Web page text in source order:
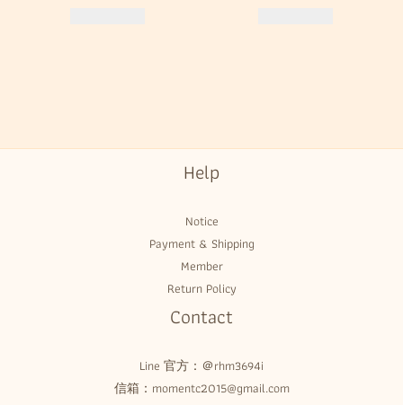
Help
Notice
Payment & Shipping
Member
Return Policy
Contact
Line 官方： ＠rhm3694i
信箱：momentc2015@gmail.com